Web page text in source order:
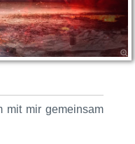
mit mir gemeinsam